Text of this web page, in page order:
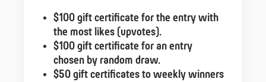
$100 gift certificate for the entry with
the most likes (upvotes).
$100 gift certificate for an entry
chosen by random draw.
$50 gift certificates to weekly winners